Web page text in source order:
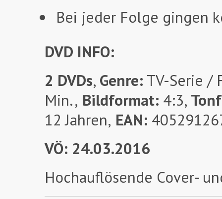
Bei jeder Folge gingen
DVD INFO:
2 DVDs, Genre: TV-Serie /
Min., Bildformat: 4:3,
12 Jahren, EAN:
VÖ: 24.03.2016
Hochauflösende Cover-